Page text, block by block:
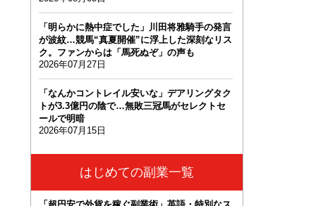
「明らかに熱中症でした」川田将雅騎手の発言
が波紋…競馬“真夏開催”に浮上した深刻なリス
ク。ファンからは「馬死ぬぞ」の声も
2026年07月27日
「なんかコントレイル安いな」デアリングタク
トが3.3億円の陰で…無敗三冠馬がセレクトセ
ールで明暗
2026年07月15日
はじめての副業一覧